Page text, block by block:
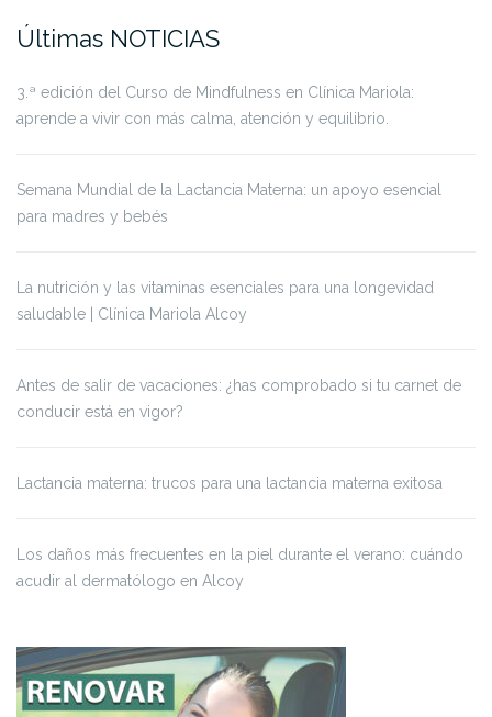
Últimas NOTICIAS
3.ª edición del Curso de Mindfulness en Clínica Mariola:
aprende a vivir con más calma, atención y equilibrio.
Semana Mundial de la Lactancia Materna: un apoyo esencial
para madres y bebés
La nutrición y las vitaminas esenciales para una longevidad
saludable | Clínica Mariola Alcoy
Antes de salir de vacaciones: ¿has comprobado si tu carnet de
conducir está en vigor?
Lactancia materna: trucos para una lactancia materna exitosa
Los daños más frecuentes en la piel durante el verano: cuándo
acudir al dermatólogo en Alcoy